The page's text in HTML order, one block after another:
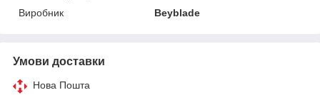
Виробник
Beyblade
Умови доставки
Нова Пошта